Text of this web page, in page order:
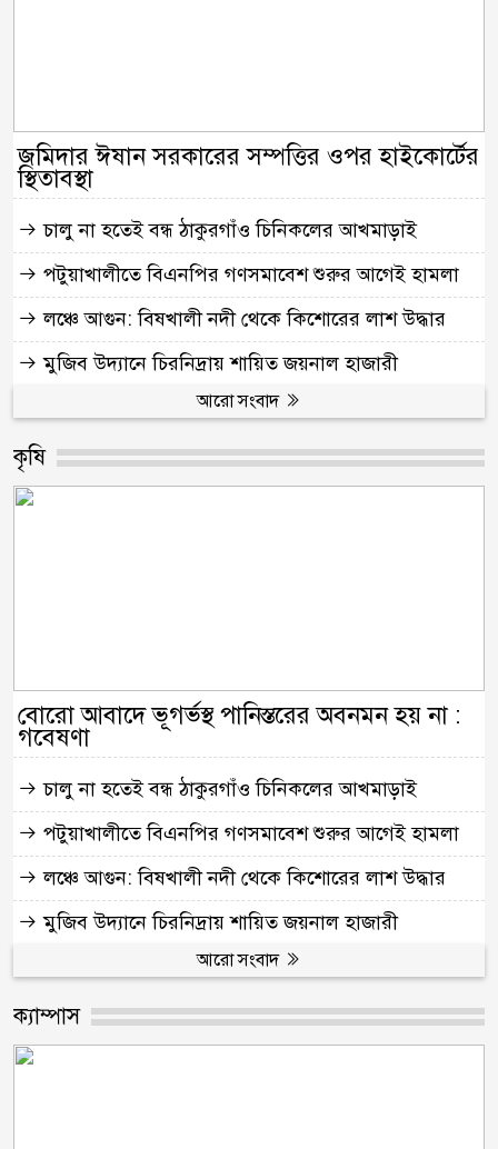
জমিদার ঈষান সরকারের সম্পত্তির ওপর হাইকোর্টের
স্থিতাবস্থা
চালু না হতেই বন্ধ ঠাকুরগাঁও চিনিকলের আখমাড়াই
পটুয়াখালীতে বিএনপির গণসমাবেশ শুরুর আগেই হামলা
লঞ্চে আগুন: বিষখালী নদী থেকে কিশোরের লাশ উদ্ধার
মুজিব উদ্যানে চিরনিদ্রায় শায়িত জয়নাল হাজারী
আরো সংবাদ
কৃষি
বোরো আবাদে ভূগর্ভস্থ পানিস্তরের অবনমন হয় না :
গবেষণা
চালু না হতেই বন্ধ ঠাকুরগাঁও চিনিকলের আখমাড়াই
পটুয়াখালীতে বিএনপির গণসমাবেশ শুরুর আগেই হামলা
লঞ্চে আগুন: বিষখালী নদী থেকে কিশোরের লাশ উদ্ধার
মুজিব উদ্যানে চিরনিদ্রায় শায়িত জয়নাল হাজারী
আরো সংবাদ
ক্যাম্পাস